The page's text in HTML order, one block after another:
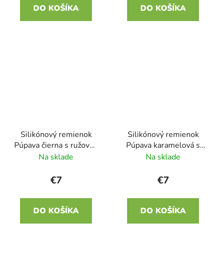
DO KOŠÍKA DO KOŠÍKA
Silikónový remienok
Púpava čierna s ružovou
22mm
Na sklade
€7
DO KOŠÍKA
Silikónový remienok
Púpava karamelová s
čiernou 22mm
Na sklade
€7
DO KOŠÍKA